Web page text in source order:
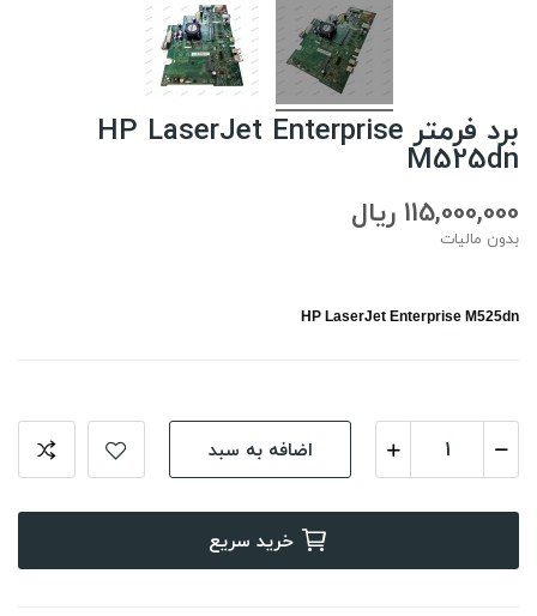
برد فرمتر HP LaserJet Enterprise
M525dn
115,000,000 ریال
بدون مالیات
HP LaserJet Enterprise M525dn
اضافه به سبد
خرید سریع